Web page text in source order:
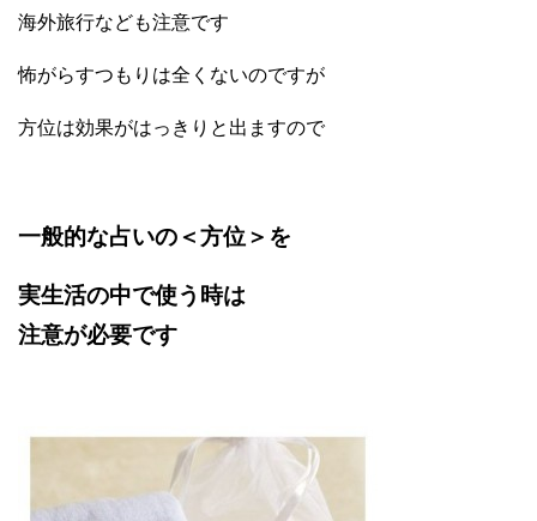
海外旅行なども注意です
怖がらすつもりは全くないのですが
方位は効果がはっきりと出ますので
一般的な占いの＜方位＞を
実生活の中で使う時は
注意が必要です